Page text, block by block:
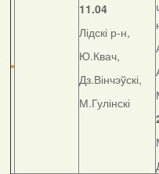
11.04
Лідскі р-н,
Ю.Квач,
Дз.Вінчэўскі,
М.Гулінскі